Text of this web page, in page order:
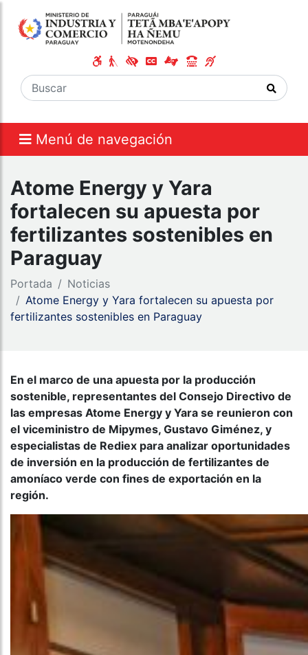
Menú de navegación
Atome Energy y Yara
fortalecen su apuesta por
fertilizantes sostenibles en
Paraguay
Portada
Noticias
Atome Energy y Yara fortalecen su apuesta por
fertilizantes sostenibles en Paraguay
En el marco de una apuesta por la producción
sostenible, representantes del Consejo Directivo de
las empresas Atome Energy y Yara se reunieron con
el viceministro de Mipymes, Gustavo Giménez, y
especialistas de Rediex para analizar oportunidades
de inversión en la producción de fertilizantes de
amoníaco verde con fines de exportación en la
región.